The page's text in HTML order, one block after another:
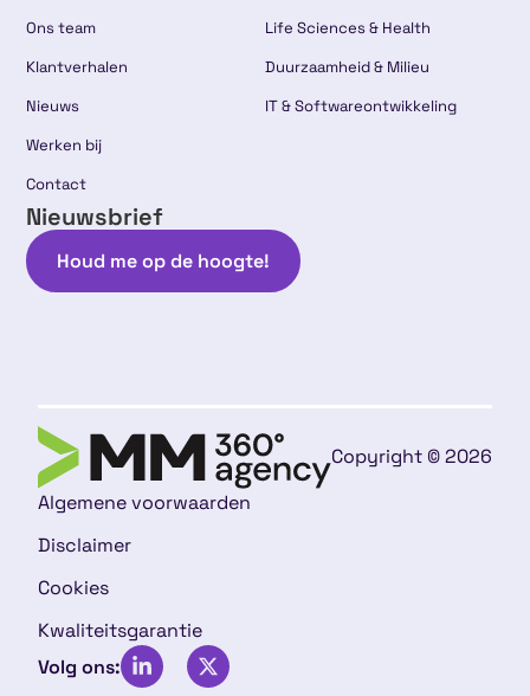
Ons team
Klantverhalen
Nieuws
Werken bij
Contact
Life Sciences & Health
Duurzaamheid & Milieu
IT & Softwareontwikkeling
Nieuwsbrief
Houd me op de hoogte!
Copyright © 2026
Algemene voorwaarden
Disclaimer
Cookies
Kwaliteitsgarantie
Volg ons: